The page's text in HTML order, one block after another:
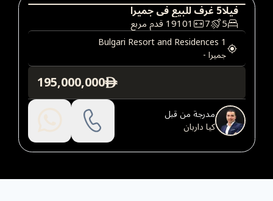
فيلا
فيلا5غرفللبيعفيجميرا
5
7
19101قدم مربع
Bulgari Resort and Residences 1
جميرا-
ê
195,000,000
مدرجة من قبل
كيا داربان